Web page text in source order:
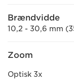
Brændvidde
10,2 - 30,6 mm
Zoom
Optisk 3x